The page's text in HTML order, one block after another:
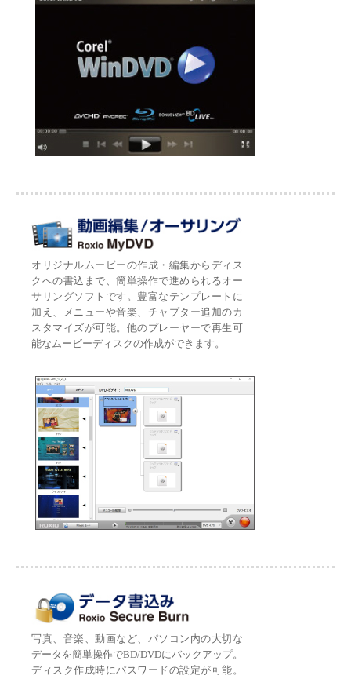
オリジナルムービーの作成・編集からディス
クへの書込まで、簡単操作で進められるオー
サリングソフトです。豊富なテンプレートに
加え、メニューや音楽、チャプター追加のカ
スタマイズが可能。他のプレーヤーで再生可
能なムービーディスクの作成ができます。
写真、音楽、動画など、パソコン内の大切な
データを簡単操作でBD/DVDにバックアップ。
ディスク作成時にパスワードの設定が可能。